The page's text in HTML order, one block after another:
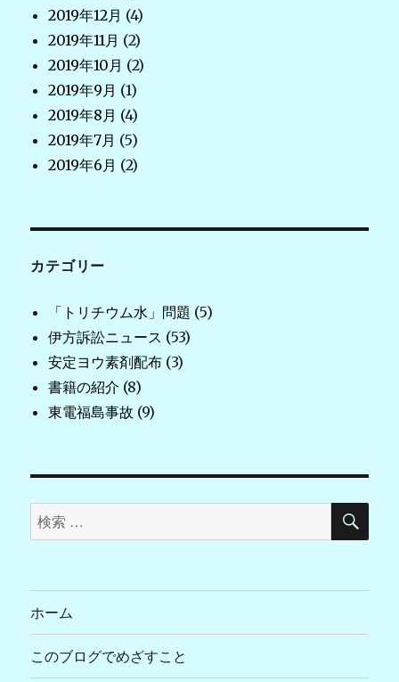
2019年12月 (4)
2019年11月 (2)
2019年10月 (2)
2019年9月 (1)
2019年8月 (4)
2019年7月 (5)
2019年6月 (2)
カテゴリー
「トリチウム水」問題 (5)
伊方訴訟ニュース (53)
安定ヨウ素剤配布 (3)
書籍の紹介 (8)
東電福島事故 (9)
検
索
象:
検
ホーム
このブログでめざすこと